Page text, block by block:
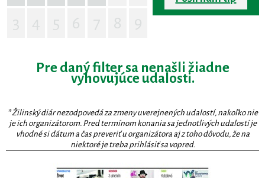
Pre daný filter sa nenašli žiadne
vyhovujúce udalosti.
* Žilinský diár nezodpovedá za zmeny uverejnených udalostí, nakoľko nie
je ich organizátorom. Pred termínom konania sa jednotlivých udalostí je
vhodné si dátum a čas preveriť u organizátora aj z toho dôvodu, že na
niektoré je treba prihlásiť sa vopred.